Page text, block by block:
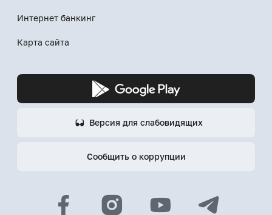
Интернет банкинг
Карта сайта
Версия для слабовидящих
Сообщить о коррупции